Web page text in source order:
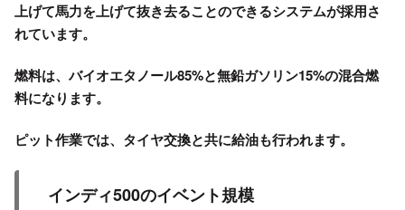
上げて馬力を上げて抜き去ることのできるシステムが採用さ
れています。
燃料は、バイオエタノール85%と無鉛ガソリン15%の混合燃
料になります。
ピット作業では、タイヤ交換と共に給油も行われます。
インディ500のイベント規模